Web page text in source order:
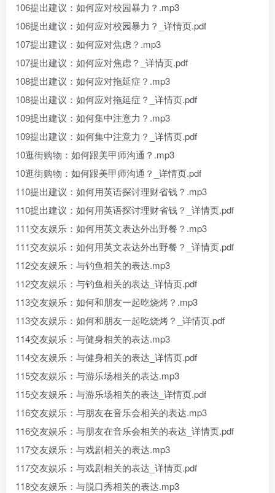
106提出建议：如何应对校园暴力？.mp3
106提出建议：如何应对校园暴力？_详情页.pdf
107提出建议：如何应对焦虑？.mp3
107提出建议：如何应对焦虑？_详情页.pdf
108提出建议：如何应对拖延症？.mp3
108提出建议：如何应对拖延症？_详情页.pdf
109提出建议：如何集中注意力？.mp3
109提出建议：如何集中注意力？_详情页.pdf
10逛街购物：如何跟美甲师沟通？.mp3
10逛街购物：如何跟美甲师沟通？_详情页.pdf
110提出建议：如何用英语探讨理财省钱？.mp3
110提出建议：如何用英语探讨理财省钱？_详情页.pdf
111交友娱乐：如何用英文表达外出野餐？.mp3
111交友娱乐：如何用英文表达外出野餐？_详情页.pdf
112交友娱乐：与钓鱼相关的表达.mp3
112交友娱乐：与钓鱼相关的表达_详情页.pdf
113交友娱乐：如何和朋友一起吃烧烤？.mp3
113交友娱乐：如何和朋友一起吃烧烤？_详情页.pdf
114交友娱乐：与健身相关的表达.mp3
114交友娱乐：与健身相关的表达_详情页.pdf
115交友娱乐：与游乐场相关的表达.mp3
115交友娱乐：与游乐场相关的表达_详情页.pdf
116交友娱乐：与朋友在音乐会相关的表达.mp3
116交友娱乐：与朋友在音乐会相关的表达_详情页.pdf
117交友娱乐：与戏剧相关的表达.mp3
117交友娱乐：与戏剧相关的表达_详情页.pdf
118交友娱乐：与脱口秀相关的表达.mp3